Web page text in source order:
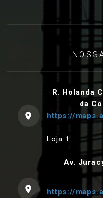
R. Holanda
da
https://
Loja 1
Av.
https://